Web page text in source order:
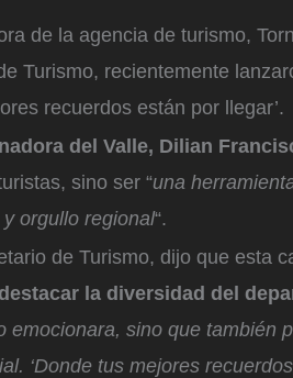
de la agencia de turismo,
Turismo, recientemente
recuerdos están por llegar’.
del Valle, Dilian
sino ser “una
orgullo regional“.
de Turismo, dijo que esta
la diversidad del
emocionara, sino que también
‘Donde tus mejores